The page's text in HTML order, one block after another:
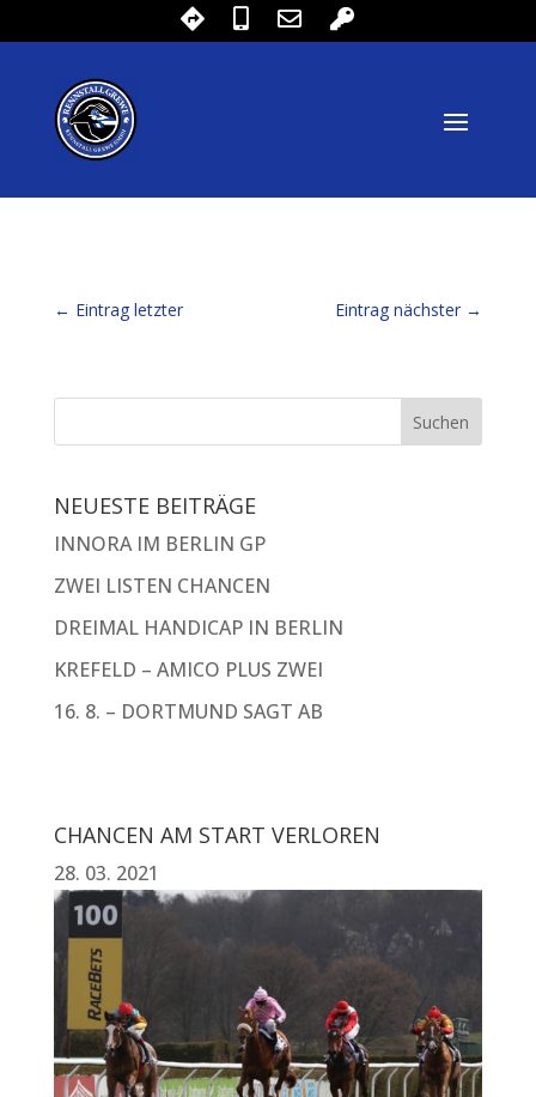
← Eintrag letzter Eintrag nächster →
NEUESTE BEITRÄGE
INNORA IM BERLIN GP
ZWEI LISTEN CHANCEN
DREIMAL HANDICAP IN BERLIN
KREFELD – AMICO PLUS ZWEI
16. 8. – DORTMUND SAGT AB
CHANCEN AM START VERLOREN
28. 03. 2021